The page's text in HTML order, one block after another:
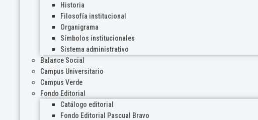
Historia
Filosofía institucional
Organigrama
Símbolos institucionales
Sistema administrativo
Balance Social
Campus Universitario
Campus Verde
Fondo Editorial
Catálogo editorial
Fondo Editorial Pascual Bravo